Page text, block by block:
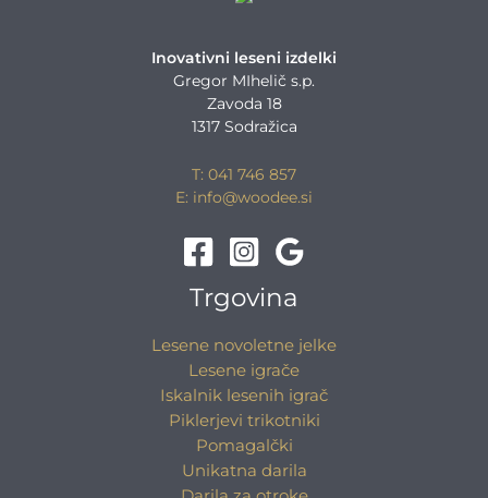
Inovativni leseni izdelki
Gregor MIhelič s.p.
Zavoda 18
1317 Sodražica
T: 041 746 857
E: info@woodee.si
Trgovina
Lesene novoletne jelke
Lesene igrače
Iskalnik lesenih igrač
Piklerjevi trikotniki
Pomagalčki
Unikatna darila